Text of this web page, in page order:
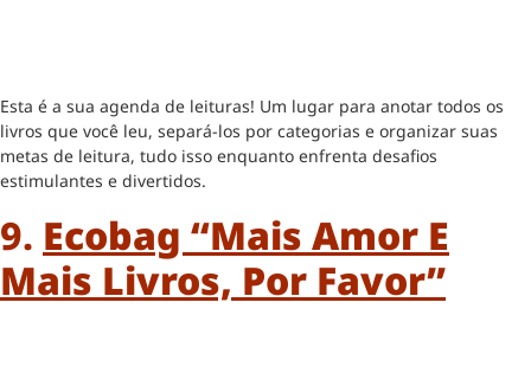
Esta é a sua agenda de leituras! Um lugar para anotar todos os
livros que você leu, separá-los por categorias e organizar suas
metas de leitura, tudo isso enquanto enfrenta desafios
estimulantes e divertidos.
9. Ecobag “Mais Amor E
Mais Livros, Por Favor”